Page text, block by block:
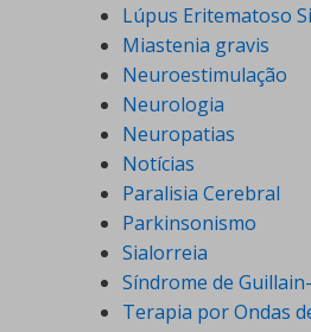
Lúpus Eritematoso
Miastenia gravis
Neuroestimulação
Neurologia
Neuropatias
Notícias
Paralisia Cerebral
Parkinsonismo
Sialorreia
Síndrome de
Terapia por Ondas